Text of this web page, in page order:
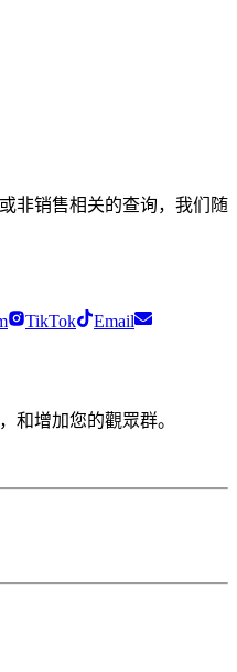
非销售相关的查询，我们随
TikTok Email
和增加您的觀眾群。